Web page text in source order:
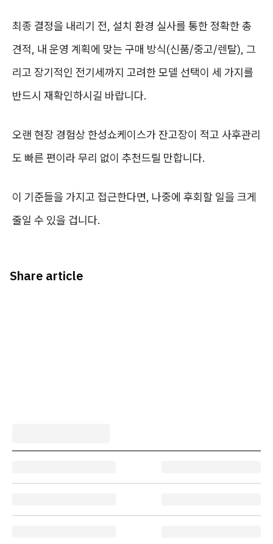
최종 결정을 내리기 전, 설치 환경 실사를 통한 정확한 총
견적, 내 운영 계획에 맞는 구매 방식(신품/중고/렌탈), 그
리고 장기적인 전기세까지 고려한 모델 선택이 세 가지를
반드시 재확인하시길 바랍니다.
오랜 현장 경험상 한성쇼케이스가 잔고장이 적고 사후관리
도 빠른 편이라 무리 없이 추천드릴 만합니다.
이 기준들을 가지고 접근한다면, 나중에 후회할 일을 크게
줄일 수 있을 겁니다.
Share article